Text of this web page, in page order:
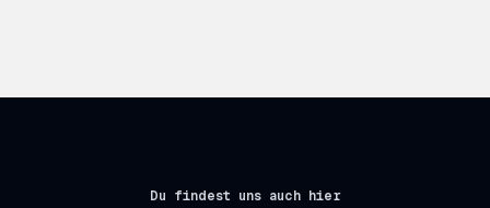
Du findest uns auch hier